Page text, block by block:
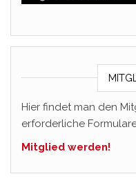
Hier findet man den
erforderliche
Mitglied werden!